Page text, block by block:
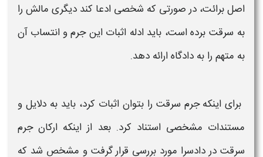
اصل برائت، در صورتی که شخصی ادعا کند دیگری مالش را
به سرقت برده است، باید ادله اثبات اینجرمو انتساب آن
به متهم را به دادگاه ارائه دهد.
برای اینکهجرم سرقت را بتوان اثبات کرد، باید به دلایل و
مستندات مشخصی استناد کرد. بعد از اینکه ارکانجرم
سرقت در دادسرا مورد بررسی قرار گرفت و مشخص شد که